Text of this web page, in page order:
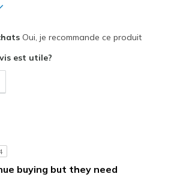
Feels true to size
I'm Into Shoes
Oui, je recommande ce produit
est utile?
buying but they need